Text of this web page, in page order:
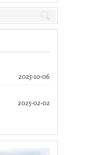
2025-10-06
2025-02-02